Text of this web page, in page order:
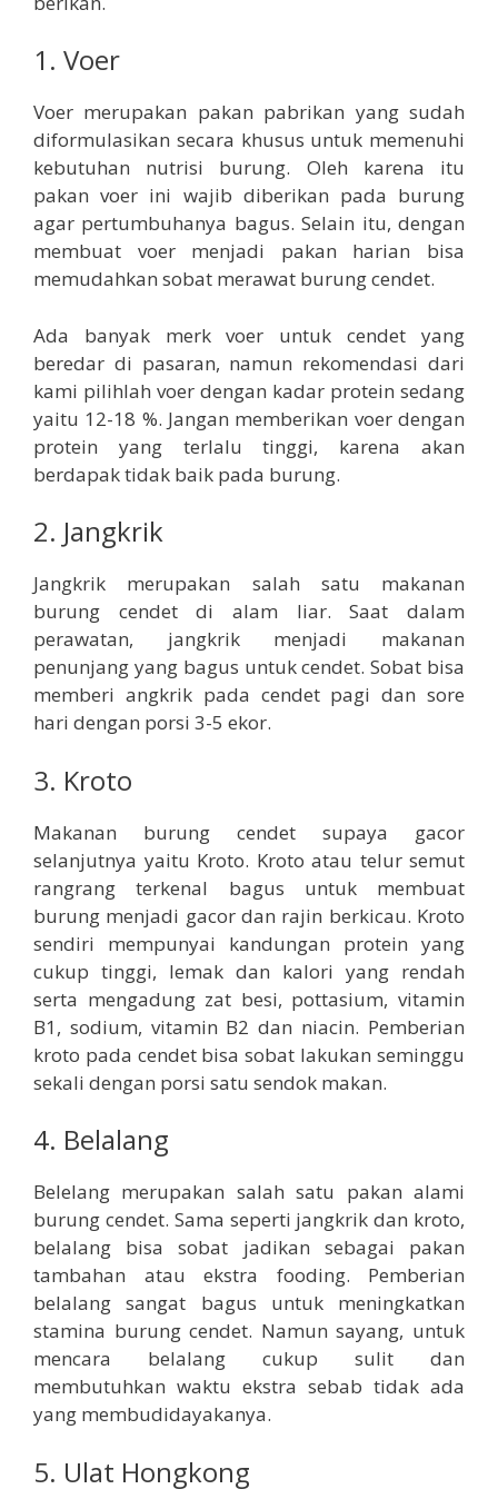
1. Voer
Voer merupakan pakan pabrikan yang sudah
diformulasikan secara khusus untuk memenuhi
kebutuhan nutrisi burung. Oleh karena itu
pakan voer ini wajib diberikan pada burung
agar pertumbuhanya bagus. Selain itu, dengan
membuat voer menjadi pakan harian bisa
memudahkan sobat merawat burung cendet.
Ada banyak merk voer untuk cendet yang
beredar di pasaran, namun rekomendasi dari
kami pilihlah voer dengan kadar protein sedang
yaitu 12-18 %. Jangan memberikan voer dengan
protein yang terlalu tinggi, karena akan
berdapak tidak baik pada burung.
2. Jangkrik
Jangkrik merupakan salah satu makanan
burung cendet di alam liar. Saat dalam
perawatan, jangkrik menjadi makanan
penunjang yang bagus untuk cendet. Sobat bisa
memberi angkrik pada cendet pagi dan sore
hari dengan porsi 3-5 ekor.
3. Kroto
Makanan burung cendet supaya gacor
selanjutnya yaitu Kroto. Kroto atau telur semut
rangrang terkenal bagus untuk membuat
burung menjadi gacor dan rajin berkicau. Kroto
sendiri mempunyai kandungan protein yang
cukup tinggi, lemak dan kalori yang rendah
serta mengadung zat besi, pottasium, vitamin
B1, sodium, vitamin B2 dan niacin. Pemberian
kroto pada cendet bisa sobat lakukan seminggu
sekali dengan porsi satu sendok makan.
4. Belalang
Belelang merupakan salah satu pakan alami
burung cendet. Sama seperti jangkrik dan kroto,
belalang bisa sobat jadikan sebagai pakan
tambahan atau ekstra fooding. Pemberian
belalang sangat bagus untuk meningkatkan
stamina burung cendet. Namun sayang, untuk
mencara belalang cukup sulit dan
membutuhkan waktu ekstra sebab tidak ada
yang membudidayakanya.
5. Ulat Hongkong